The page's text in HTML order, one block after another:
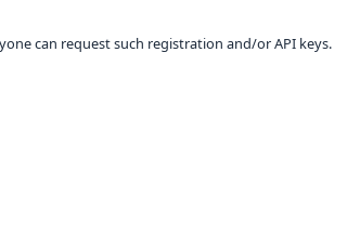
can request such registration and/or API keys.